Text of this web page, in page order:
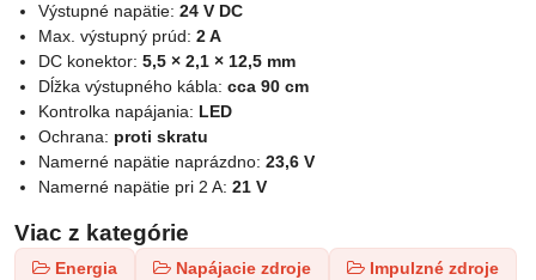
Výstupné napätie: 24 V DC
Max. výstupný prúd: 2 A
DC konektor: 5,5 × 2,1 × 12,5 mm
Dĺžka výstupného kábla: cca 90 cm
Kontrolka napájania: LED
Ochrana: proti skratu
Namerné napätie naprázdno: 23,6 V
Namerné napätie pri 2 A: 21 V
Viac z kategórie
Energia Napájacie zdroje Impulzné zdroje